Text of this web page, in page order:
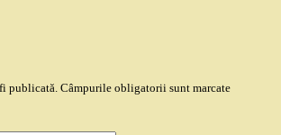
publicată. Câmpurile obligatorii sunt marcate